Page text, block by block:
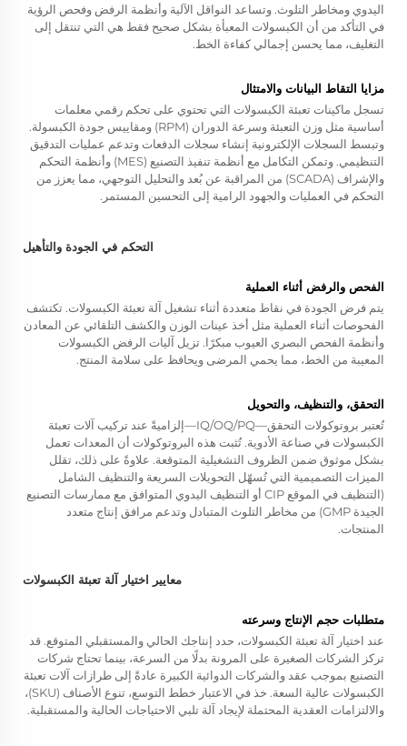
اليدوي ومخاطر التلوث. وتساعد النواقل الآلية وأنظمة الرفض وفحص الرؤية
في التأكد من أن الكبسولات المعبأة بشكل صحيح فقط هي التي تنتقل إلى
التغليف، مما يحسن إجمالي كفاءة الخط.
مزايا التقاط البيانات والامتثال
تسجل ماكينات تعبئة الكبسولات التي تحتوي على تحكم رقمي معلمات
أساسية مثل وزن التعبئة وسرعة الدوران (RPM) ومقاييس جودة الكبسولة.
وتبسط السجلات الإلكترونية إنشاء سجلات الدفعات وتدعم عمليات التدقيق
التنظيمي. وتمكن التكامل مع أنظمة تنفيذ التصنيع (MES) وأنظمة التحكم
والإشراف (SCADA) من المراقبة عن بُعد والتحليل التوجهي، مما يعزز من
التحكم في العمليات والجهود الرامية إلى التحسين المستمر.
التحكم في الجودة والتأهيل
الفحص والرفض أثناء العملية
يتم فرض الجودة في نقاط متعددة أثناء تشغيل آلة تعبئة الكبسولات. تكتشف
الفحوصات أثناء العملية مثل أخذ عينات الوزن والكشف التلقائي عن المعادن
وأنظمة الفحص البصري العيوب مبكرًا. تزيل آليات الرفض الكبسولات
المعيبة من الخط، مما يحمي المرضى ويحافظ على سلامة المنتج.
التحقق، والتنظيف، والتحويل
تُعتبر بروتوكولات التحقق—IQ/OQ/PQ—إلزاميةً عند تركيب آلات تعبئة
الكبسولات في صناعة الأدوية. تُثبت هذه البروتوكولات أن المعدات تعمل
بشكل موثوق ضمن الظروف التشغيلية المتوقعة. علاوةً على ذلك، تقلل
الميزات التصميمية التي تُسهّل التحويلات السريعة والتنظيف الشامل
(التنظيف في الموقع CIP أو التنظيف اليدوي المتوافق مع ممارسات التصنيع
الجيدة GMP) من مخاطر التلوث المتبادل وتدعم مرافق إنتاج متعدد
المنتجات.
معايير اختيار آلة تعبئة الكبسولات
متطلبات حجم الإنتاج وسرعته
عند اختيار آلة تعبئة الكبسولات، حدد إنتاجك الحالي والمستقبلي المتوقع. قد
تركز الشركات الصغيرة على المرونة بدلًا من السرعة، بينما تحتاج شركات
التصنيع بموجب عقد والشركات الدوائية الكبيرة عادةً إلى طرازات آلات تعبئة
الكبسولات عالية السعة. خذ في الاعتبار خطط التوسع، تنوع الأصناف (SKU)،
والالتزامات العقدية المحتملة لإيجاد آلة تلبي الاحتياجات الحالية والمستقبلية.